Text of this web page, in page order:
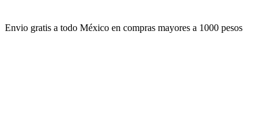
Envio gratis a todo México en compras mayores a 1000 pesos